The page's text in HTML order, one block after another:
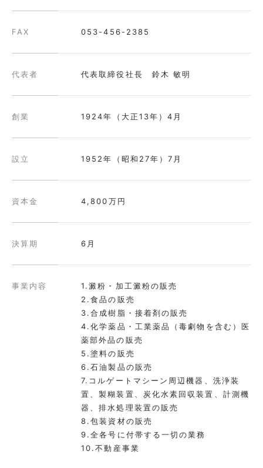
FAX 053-456-2385
代表者 代表取締役社長 鈴木 敏明
創業 1924年（大正13年）4月
設立 1952年（昭和27年）7月
資本金 4,800万円
決算期 6月
事業内容
澱粉・加工澱粉の販売
食品の販売
合成樹脂・接着剤の販売
化学薬品・工業薬品（毒劇物を含む）医
薬部外品の販売
塗料の販売
石油製品の販売
コルゲートマシーン周辺機器、洗浄装
置、製糊装置、炭化水素回収装置、計測機
器、排水処理装置の販売
包装資材の販売
全各号に付帯する一切の業務
不動産事業